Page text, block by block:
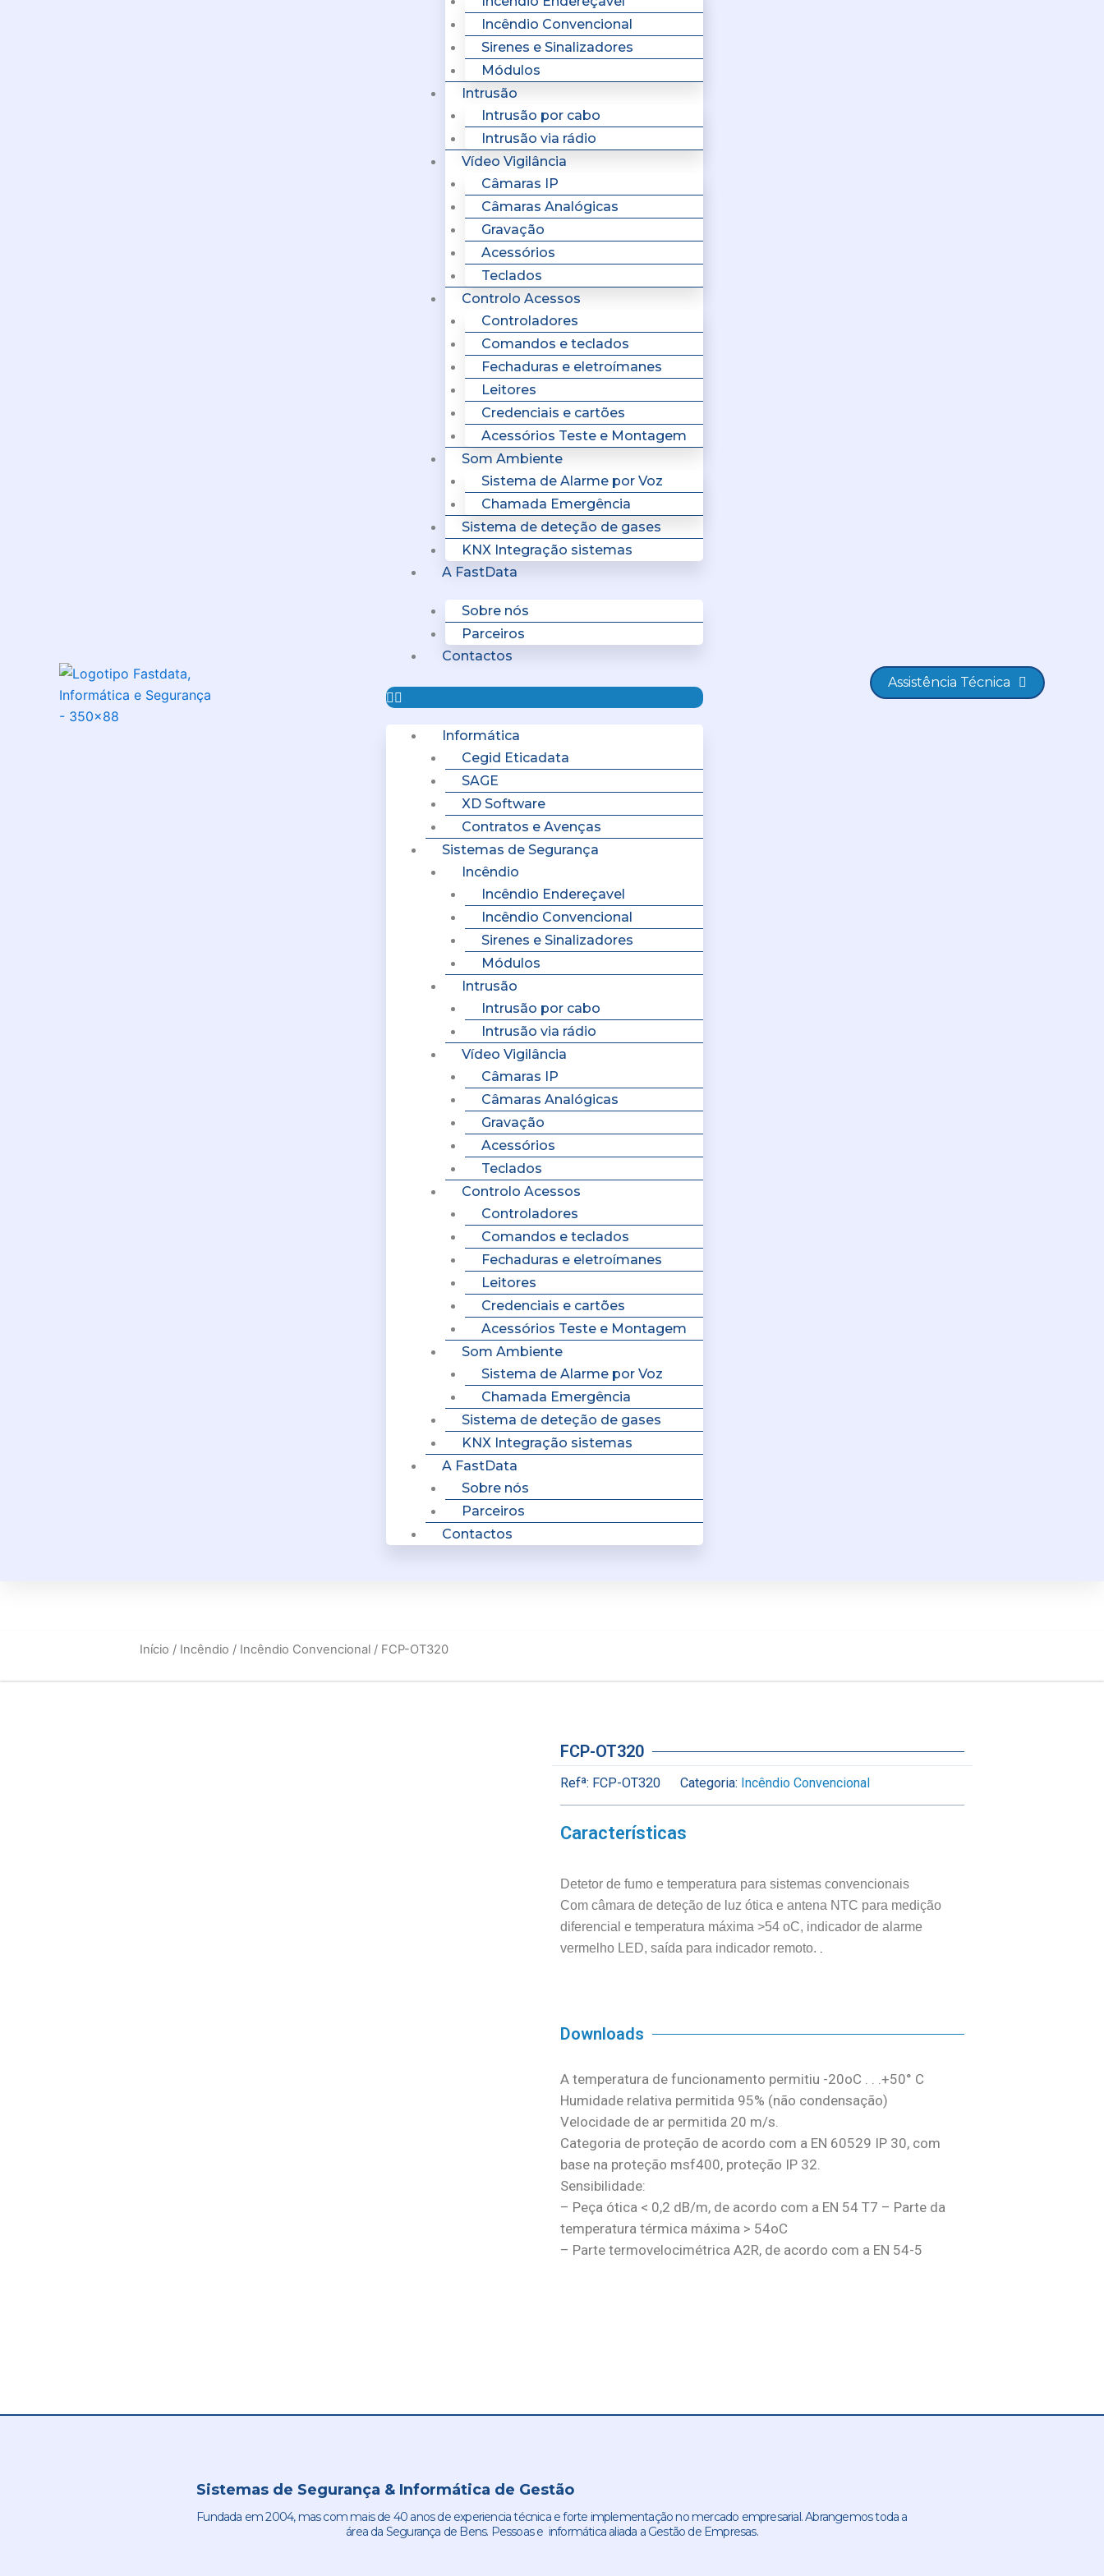
Incêndio Convencional
Sirenes e Sinalizadores
Módulos
Intrusão
Intrusão por cabo
Intrusão via rádio
Vídeo Vigilância
Câmaras IP
Câmaras Analógicas
Gravação
Acessórios
Teclados
Controlo Acessos
Controladores
Comandos e teclados
Fechaduras e eletroímanes
Leitores
Credenciais e cartões
Acessórios Teste e Montagem
Som Ambiente
Sistema de Alarme por Voz
Chamada Emergência
Sistema de deteção de gases
KNX Integração sistemas
A FastData
Sobre nós
Parceiros
Contactos
Informática
Cegid Eticadata
SAGE
XD Software
Contratos e Avenças
Sistemas de Segurança
Incêndio
Incêndio Endereçavel
Incêndio Convencional
Sirenes e Sinalizadores
Módulos
Intrusão
Intrusão por cabo
Intrusão via rádio
Vídeo Vigilância
Câmaras IP
Câmaras Analógicas
Gravação
Acessórios
Teclados
Controlo Acessos
Controladores
Comandos e teclados
Fechaduras e eletroímanes
Leitores
Credenciais e cartões
Acessórios Teste e Montagem
Som Ambiente
Sistema de Alarme por Voz
Chamada Emergência
Sistema de deteção de gases
KNX Integração sistemas
A FastData
Sobre nós
Parceiros
Contactos
Assistência Técnica
Início / Incêndio / Incêndio Convencional / FCP-OT320
FCP-OT320
Refª: FCP-OT320 Categoria: Incêndio Convencional
Características
Detetor de fumo e temperatura para sistemas convencionais
Com câmara de deteção de luz ótica e antena NTC para medição
diferencial e temperatura máxima >54 oC, indicador de alarme
vermelho LED, saída para indicador remoto. .
Downloads
A temperatura de funcionamento permitiu -20oC . . .+50° C
Humidade relativa permitida 95% (não condensação)
Velocidade de ar permitida 20 m/s.
Categoria de proteção de acordo com a EN 60529 IP 30, com
base na proteção msf400, proteção IP 32.
Sensibilidade:
– Peça ótica < 0,2 dB/m, de acordo com a EN 54 T7 – Parte da
temperatura térmica máxima > 54oC
– Parte termovelocimétrica A2R, de acordo com a EN 54-5
Sistemas de Segurança & Informática de Gestão
Fundada em 2004, mas com mais de 40 anos de experiencia técnica e forte implementação no mercado empresarial. Abrangemos toda a
área da Segurança de Bens. Pessoas e informática aliada a Gestão de Empresas.